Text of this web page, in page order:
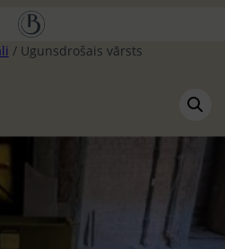
/ Ugunsdrošais vārsts